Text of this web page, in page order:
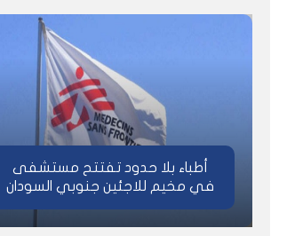
أطباء بلا حدود تفتتح مستشفى
في مخيم للاجئين جنوبي السودان